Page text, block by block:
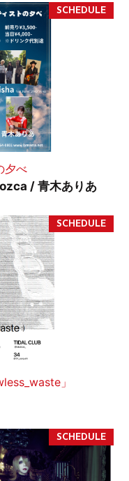
夕べ
/ 青木ありあ
」